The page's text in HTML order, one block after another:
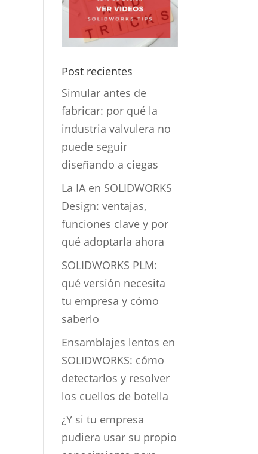
Post recientes
Simular antes de
fabricar: por qué la
industria valvulera no
puede seguir
diseñando a ciegas
La IA en SOLIDWORKS
Design: ventajas,
funciones clave y por
qué adoptarla ahora
SOLIDWORKS PLM:
qué versión necesita
tu empresa y cómo
saberlo
Ensamblajes lentos en
SOLIDWORKS: cómo
detectarlos y resolver
los cuellos de botella
¿Y si tu empresa
pudiera usar su propio